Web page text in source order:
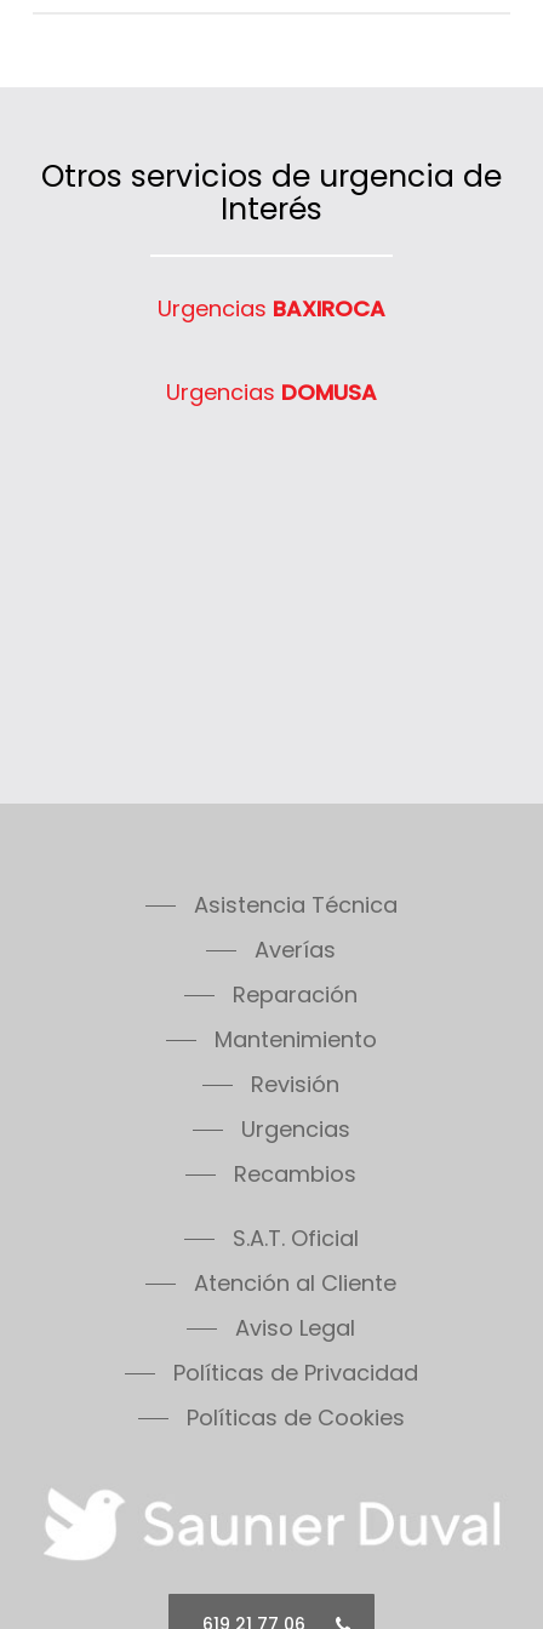
Otros servicios de urgencia de
Interés
Urgencias BAXIROCA
Urgencias DOMUSA
Asistencia Técnica
Averías
Reparación
Mantenimiento
Revisión
Urgencias
Recambios
S.A.T. Oficial
Atención al Cliente
Aviso Legal
Políticas de Privacidad
Políticas de Cookies